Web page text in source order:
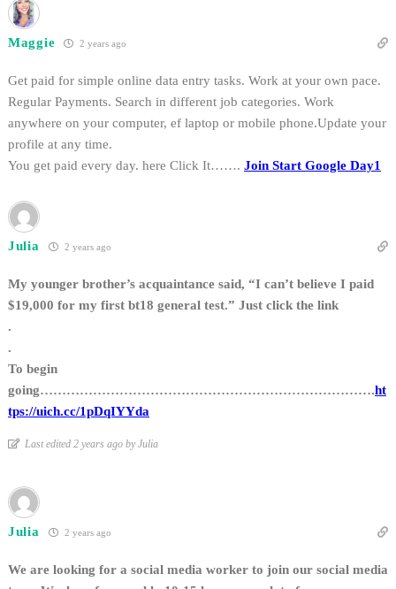
Maggie 2 years ago
Get paid for simple online data entry tasks. Work at your own pace.
Regular Payments. Search in different job categories. Work
anywhere on your computer, ef laptop or mobile phone.Update your
profile at any time.
You get paid every day. here Click It……. Join Start Google Day1
Julia 2 years ago
My younger brother’s acquaintance said, “I can’t believe I paid
$19,000 for my first bt18 general test.” Just click the link
.
.
To begin
going………………………………………………………………….ht
tps://uich.cc/1pDqIYYda
Last edited 2 years ago by Julia
Julia 2 years ago
We are looking for a social media worker to join our social media